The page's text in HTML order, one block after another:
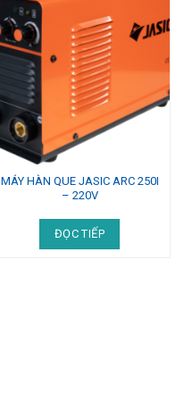
MÁY HÀN QUE JASIC ARC 250I
– 220V
ĐỌC TIẾP